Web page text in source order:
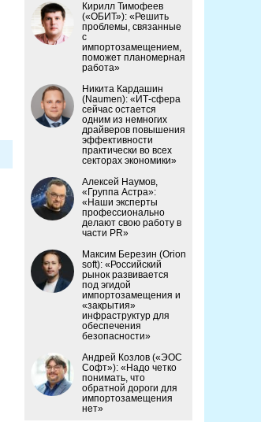
Кирилл Тимофеев
(«ОБИТ»): «Решить
проблемы, связанные
с
импортозамещением,
поможет планомерная
работа»
Никита Кардашин
(Naumen): «ИТ-сфера
сейчас остается
одним из немногих
драйверов повышения
эффективности
практически во всех
секторах экономики»
Алексей Наумов,
«Группа Астра»:
«Наши эксперты
профессионально
делают свою работу в
части PR»
Максим Березин (Orion
soft): «Российский
рынок развивается
под эгидой
импортозамещения и
«закрытия»
инфраструктур для
обеспечения
безопасности»
Андрей Козлов («ЭОС
Софт»): «Надо четко
понимать, что
обратной дороги для
импортозамещения
нет»